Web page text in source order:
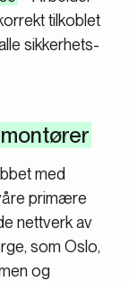
tilkoblet
sikkerhets-
med
primære
nettverk av
som Oslo,
og